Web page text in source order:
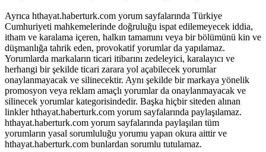
Ayrıca hthayat.haberturk.com yorum sayfalarında Türkiye
Cumhuriyeti mahkemelerinde doğruluğu ispat edilemeyecek iddia,
itham ve karalama içeren, halkın tamamını veya bir bölümünü kin ve
düşmanlığa tahrik eden, provokatif yorumlar da yapılamaz.
Yorumlarda markaların ticari itibarını zedeleyici, karalayıcı ve
herhangi bir şekilde ticari zarara yol açabilecek yorumlar
onaylanmayacak ve silinecektir. Aynı şekilde bir markaya yönelik
promosyon veya reklam amaçlı yorumlar da onaylanmayacak ve
silinecek yorumlar kategorisindedir. Başka hiçbir siteden alınan
linkler hthayat.haberturk.com yorum sayfalarında paylaşılamaz.
hthayat.haberturk.com yorum sayfalarında paylaşılan tüm
yorumların yasal sorumluluğu yorumu yapan okura aittir ve
hthayat.haberturk.com bunlardan sorumlu tutulamaz.